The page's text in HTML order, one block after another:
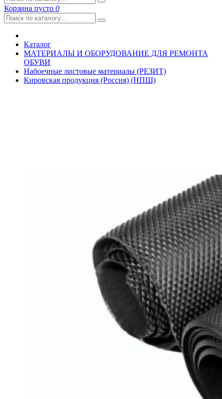
Корзина пусто 0
Каталог
МАТЕРИАЛЫ И ОБОРУДОВАНИЕ ДЛЯ РЕМОНТА
ОБУВИ
Набоечные листовые материалы (РЕЗИТ)
Кировская продукция (Россия) (НПШ)